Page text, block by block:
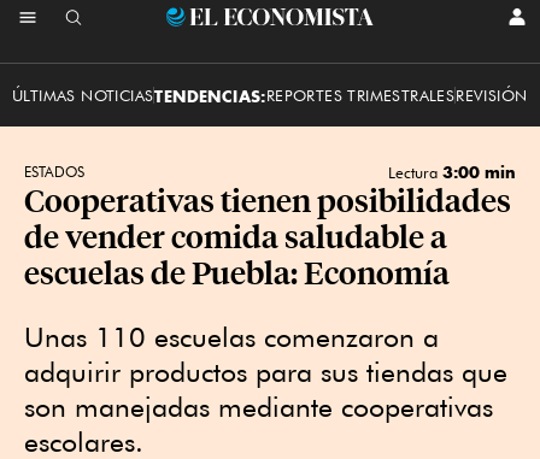
El
ÚLTIMAS NOTICIASTENDENCIAS:REPORTES TRIMESTRALESREVISIÓN
ESTADOS Lectura 3:00 min
Cooperativas tienen posibilidades
de vender comida saludable a
escuelas de Puebla: Economía
Unas 110 escuelas comenzaron a
adquirir productos para sus tiendas que
son manejadas mediante cooperativas
escolares.